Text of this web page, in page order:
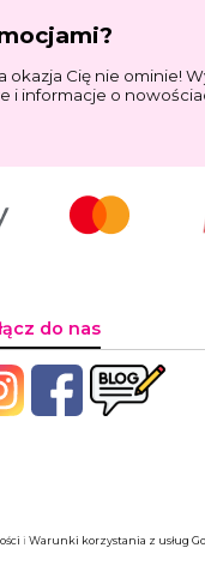
Cię nie ominie!
informacje o
do nas
i Warunki korzystania z usług